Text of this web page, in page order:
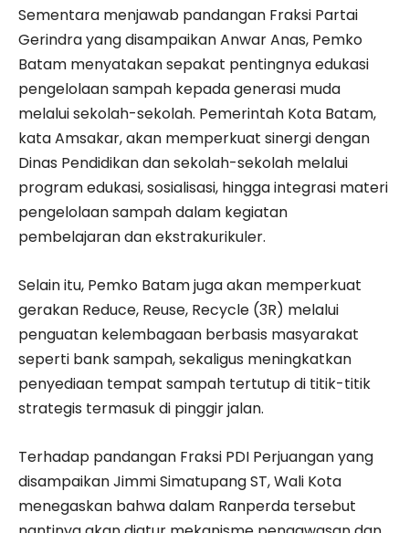
Sementara menjawab pandangan Fraksi Partai
Gerindra yang disampaikan Anwar Anas, Pemko
Batam menyatakan sepakat pentingnya edukasi
pengelolaan sampah kepada generasi muda
melalui sekolah-sekolah. Pemerintah Kota Batam,
kata Amsakar, akan memperkuat sinergi dengan
Dinas Pendidikan dan sekolah-sekolah melalui
program edukasi, sosialisasi, hingga integrasi materi
pengelolaan sampah dalam kegiatan
pembelajaran dan ekstrakurikuler.
Selain itu, Pemko Batam juga akan memperkuat
gerakan Reduce, Reuse, Recycle (3R) melalui
penguatan kelembagaan berbasis masyarakat
seperti bank sampah, sekaligus meningkatkan
penyediaan tempat sampah tertutup di titik-titik
strategis termasuk di pinggir jalan.
Terhadap pandangan Fraksi PDI Perjuangan yang
disampaikan Jimmi Simatupang ST, Wali Kota
menegaskan bahwa dalam Ranperda tersebut